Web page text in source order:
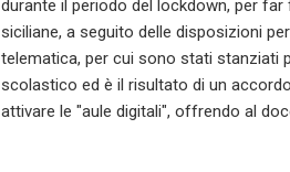
durante il periodo del lockdown, per
siciliane, a seguito delle disposizioni
telematica, per cui sono stati stanziati
scolastico ed è il risultato di un
attivare le "aule digitali", offrendo al